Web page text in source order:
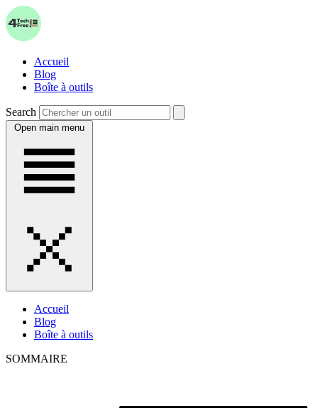
Accueil
Blog
Boîte à outils
Search
Open main menu
Accueil
Blog
Boîte à outils
SOMMAIRE